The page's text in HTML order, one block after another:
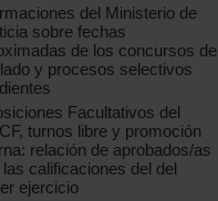
del Ministerio de
sobre fechas
de los concursos de
y procesos selectivos
Facultativos del
turnos libre y promoción
relación de aprobados/as
las calificaciones del del
ejercicio